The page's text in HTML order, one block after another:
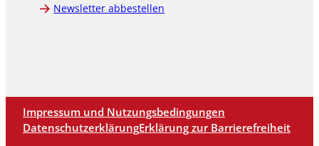
Newsletter abbestellen
Impressum und Nutzungsbedingungen
DatenschutzerklärungErklärung zur Barrierefreiheit